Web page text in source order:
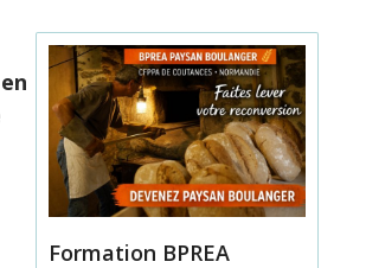
Formation BPREA